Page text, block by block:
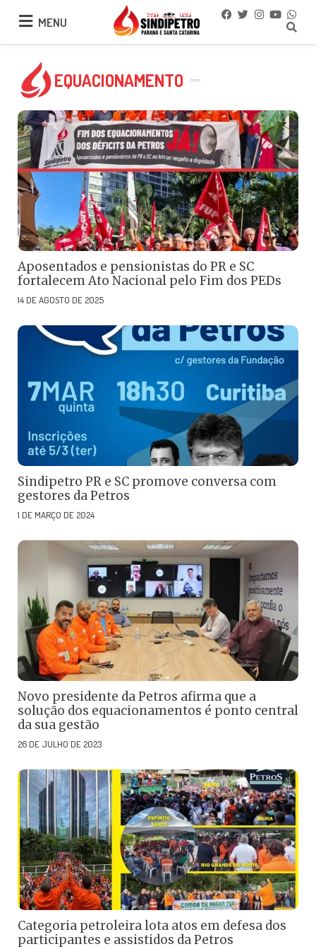
MENU
MENU
EQUACIONAMENTO
Aposentados e pensionistas do PR e SC
fortalecem Ato Nacional pelo Fim dos PEDs
14 DE AGOSTO DE 2025
Sindipetro PR e SC promove conversa com
gestores da Petros
1 DE MARÇO DE 2024
Novo presidente da Petros afirma que a
solução dos equacionamentos é ponto central
da sua gestão
26 DE JULHO DE 2023
Categoria petroleira lota atos em defesa dos
participantes e assistidos da Petros